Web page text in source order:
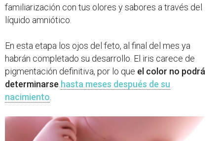
familiarización con tus olores y sabores a través del
líquido amniótico.
En esta etapa los ojos del feto, al final del mes ya
habrán completado su desarrollo. El iris carece de
pigmentación definitiva, por lo que el color no podrá
determinarse hasta meses después de su
nacimiento